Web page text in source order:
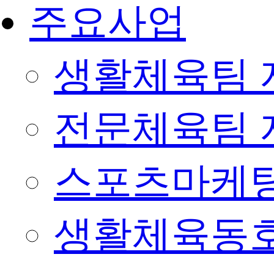
주요사업
생활체육팀
전문체육팀
스포츠마케
생활체육동